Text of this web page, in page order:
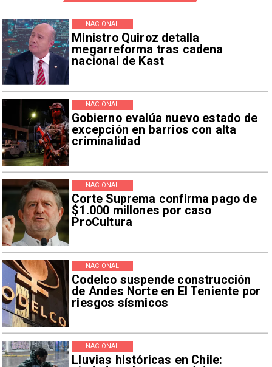
Ministro Quiroz detalla
megarreforma tras cadena
nacional de Kast
NACIONAL
Gobierno evalúa nuevo estado de
excepción en barrios con alta
criminalidad
NACIONAL
Corte Suprema confirma pago de
$1.000 millones por caso
ProCultura
NACIONAL
Codelco suspende construcción
de Andes Norte en El Teniente por
riesgos sísmicos
NACIONAL
Lluvias históricas en Chile:
NACIONAL